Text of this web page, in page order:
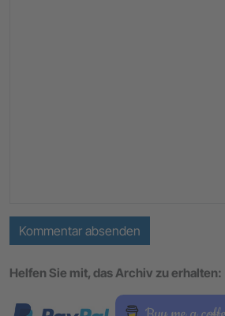
Kommentar absenden
Helfen Sie mit, das Archiv zu erhalten: